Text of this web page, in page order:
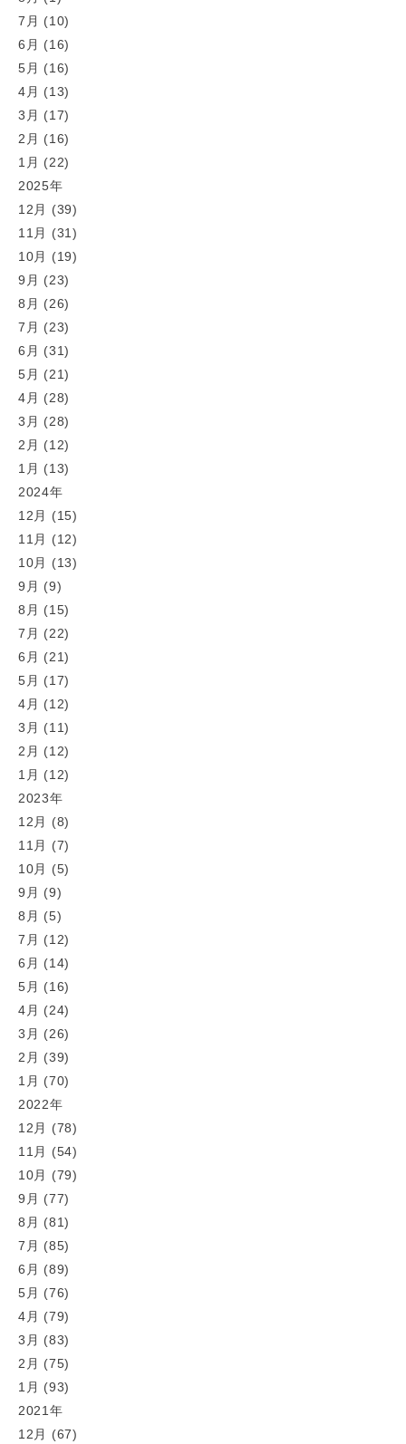
7月 (10)
6月 (16)
5月 (16)
4月 (13)
3月 (17)
2月 (16)
1月 (22)
2025年
12月 (39)
11月 (31)
10月 (19)
9月 (23)
8月 (26)
7月 (23)
6月 (31)
5月 (21)
4月 (28)
3月 (28)
2月 (12)
1月 (13)
2024年
12月 (15)
11月 (12)
10月 (13)
9月 (9)
8月 (15)
7月 (22)
6月 (21)
5月 (17)
4月 (12)
3月 (11)
2月 (12)
1月 (12)
2023年
12月 (8)
11月 (7)
10月 (5)
9月 (9)
8月 (5)
7月 (12)
6月 (14)
5月 (16)
4月 (24)
3月 (26)
2月 (39)
1月 (70)
2022年
12月 (78)
11月 (54)
10月 (79)
9月 (77)
8月 (81)
7月 (85)
6月 (89)
5月 (76)
4月 (79)
3月 (83)
2月 (75)
1月 (93)
2021年
12月 (67)